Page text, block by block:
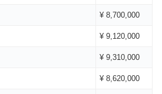
¥ 8,700,000
¥ 9,120,000
¥ 9,310,000
¥ 8,620,000